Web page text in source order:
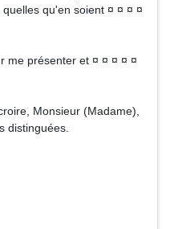
qu'en soient ¤ ¤ ¤ ¤
me présenter et ¤ ¤ ¤ ¤ ¤
Monsieur (Madame),
distinguées.